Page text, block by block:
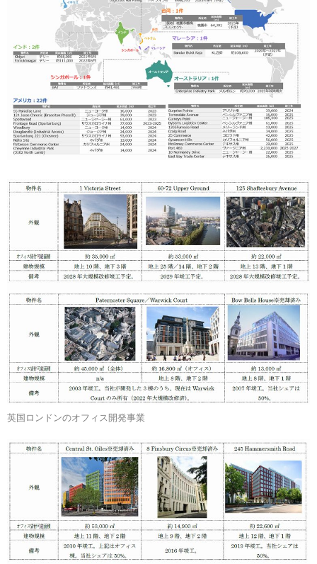
英国ロンドンのオフィス開発事業